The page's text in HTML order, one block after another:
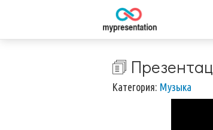
🗊
Категория: Музыка